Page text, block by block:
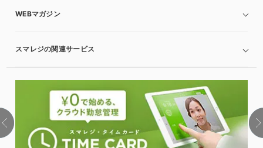
WEBマガジン
スマレジの関連サービス